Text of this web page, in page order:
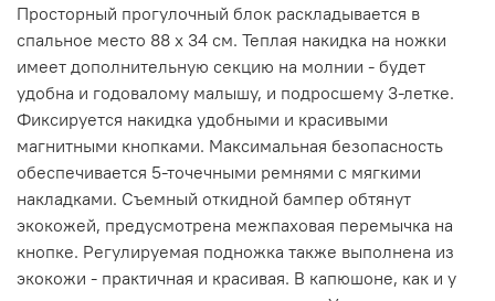
Просторный прогулочный блок раскладывается в
спальное место 88 х 34 см. Теплая накидка на ножки
имеет дополнительную секцию на молнии - будет
удобна и годовалому малышу, и подросшему 3-летке.
Фиксируется накидка удобными и красивыми
магнитными кнопками. Максимальная безопасность
обеспечивается 5-точечными ремнями с мягкими
накладками. Съемный откидной бампер обтянут
экокожей, предусмотрена межпаховая перемычка на
кнопке. Регулируемая подножка также выполнена из
экокожи - практичная и красивая. В капюшоне, как и у